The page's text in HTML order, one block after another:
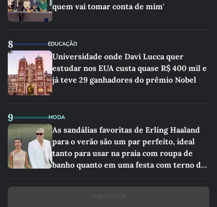
quem vai tomar conta de mim'
8 EDUCAÇÃO
Universidade onde Davi Lucca quer
estudar nos EUA custa quase R$ 400 mil e
já teve 29 ganhadores do prêmio Nobel
9 MODA
As sandálias favoritas de Erling Haaland
para o verão são um par perfeito, ideal
tanto para usar na praia com roupa de
banho quanto em uma festa com terno de
PUBLICIDADE